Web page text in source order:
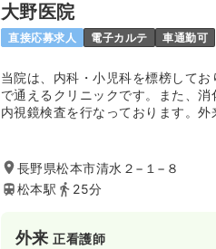
大野医院
直接応募求人 電子カルテ 車通勤可
当院は、内科・小児科を標榜してお
で通えるクリニックです。また、消
内視鏡検査を行なっております。外
長野県松本市清水２−１−８
松本駅
25分
外来正看護師